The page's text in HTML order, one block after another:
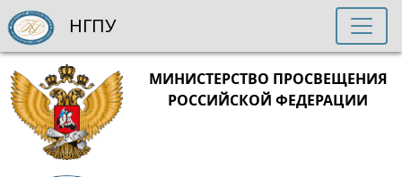
МИНИСТЕРСТВО ПРОСВЕЩЕНИЯ
РОССИЙСКОЙ ФЕДЕРАЦИИ
НГПУ